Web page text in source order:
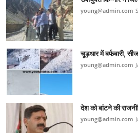
young@admin.com
चूड़धार में बर्फबारी,
young@admin.com
देश को बांटने की
young@admin.com